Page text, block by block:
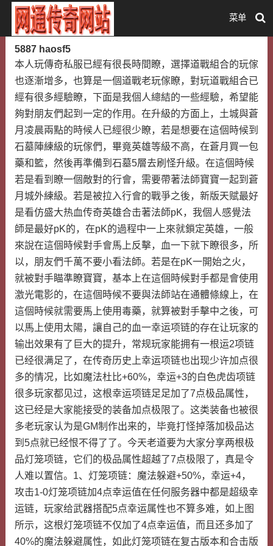
菜单
5887 haosf5
本人玩傳奇私服已經有很長時間瞭，選擇道戰組合的玩傢
也逐漸增多，也算是一個道戰老玩傢瞭，對玩道戰組合已
經有很多經驗瞭，下面是我個人總結的一些經驗，希望能
夠對朋友們起到一定的作用。在升級的方面上，土城與蒼
月凌晨兩點的時候人已經很少瞭，若是想要在這個時候到
石墓陣練級的玩傢們，畢竟英雄等級不高，在蒼月買一包
藥和籃，然後再準備到石墓5層去刷怪升級。在這個時候
若是看到瞭一個敵對的行會，需要帶著法師寶寶一起到蒼
月城外練級。若是被拉入行會的戰爭之後，新版天赋最好
是看仿盛大热血传奇英雄合击著法師pK，我個人感覺法
師是最好pK的，在pK的過程中一上來就鎖定英雄，一般
來說在這個時候對手會馬上反擊，血一下就下瞭很多，所
以，朋友們千萬不要小看法師。若是在pK一開始之火，
就被對手瞄準瞭寶寶，基本上在這個時候對手都是會使用
激光電影的，在這個時候不要與法師站在通體條線上，在
這個時候就需要馬上使用毒藥，就算被對手擊中之後，可
以馬上使用太陽，讓自己的血一幸运项链的存在让玩家的
输出效果有了巨大的提升，常规玩家能拥有一根运2项链
已经很满足了，在传奇历史上幸运项链也出现少许加点很
多的情况，比如魔法杜比+60%，幸运+3的白色虎齿项链
很多玩家都见过，这根幸运项链足足加了7点极品属性，
这已经是大家能接受的装备加点极限了。这类装备也被很
多老玩家认为是GM制作出来的，毕竟打怪掉落加极品达
到5点就已经恨不得了了。今天老道要为大家分享两根极
品灯笼项链，它们的极品属性超越了7点极限了，真是令
人难以置信。1、灯笼项链：魔法躲避+50%，幸运+4，
攻击1-0灯笼项链加4点幸运值在任何服务器中都是超级幸
运链，玩家给武器搭配5点幸运属性也不算多难，如上图
所示，这根灯笼项链不仅加了4点幸运值，而且还多加了
40%的魔法躲避属性，如此灯笼项链在复古版本和合击版